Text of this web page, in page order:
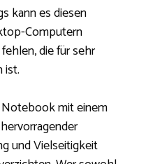
kann es diesen
Computern
die für sehr
ist.
mit einem
und Vielseitigkeit